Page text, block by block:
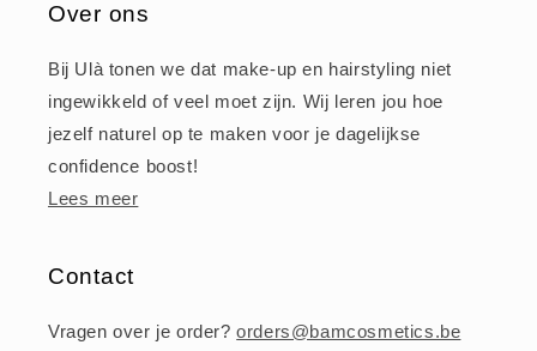
Over ons
Bij Ulà tonen we dat make-up en hairstyling niet
ingewikkeld of veel moet zijn. Wij leren jou hoe
jezelf naturel op te maken voor je dagelijkse
confidence boost!
Lees meer
Contact
Vragen over je order?orders@bamcosmetics.be